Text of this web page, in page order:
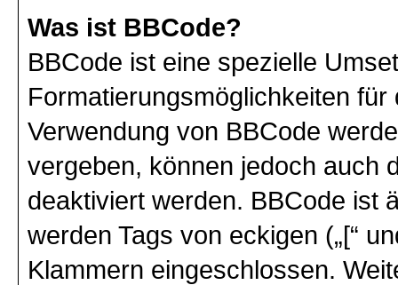
Was ist BBCode?
BBCode ist eine spezielle
Formatierungsmöglichkeiten
Verwendung von BBCode
vergeben, können jedoch auch
deaktiviert werden. BBCode ist
werden Tags von eckigen („[“
Klammern eingeschlossen.